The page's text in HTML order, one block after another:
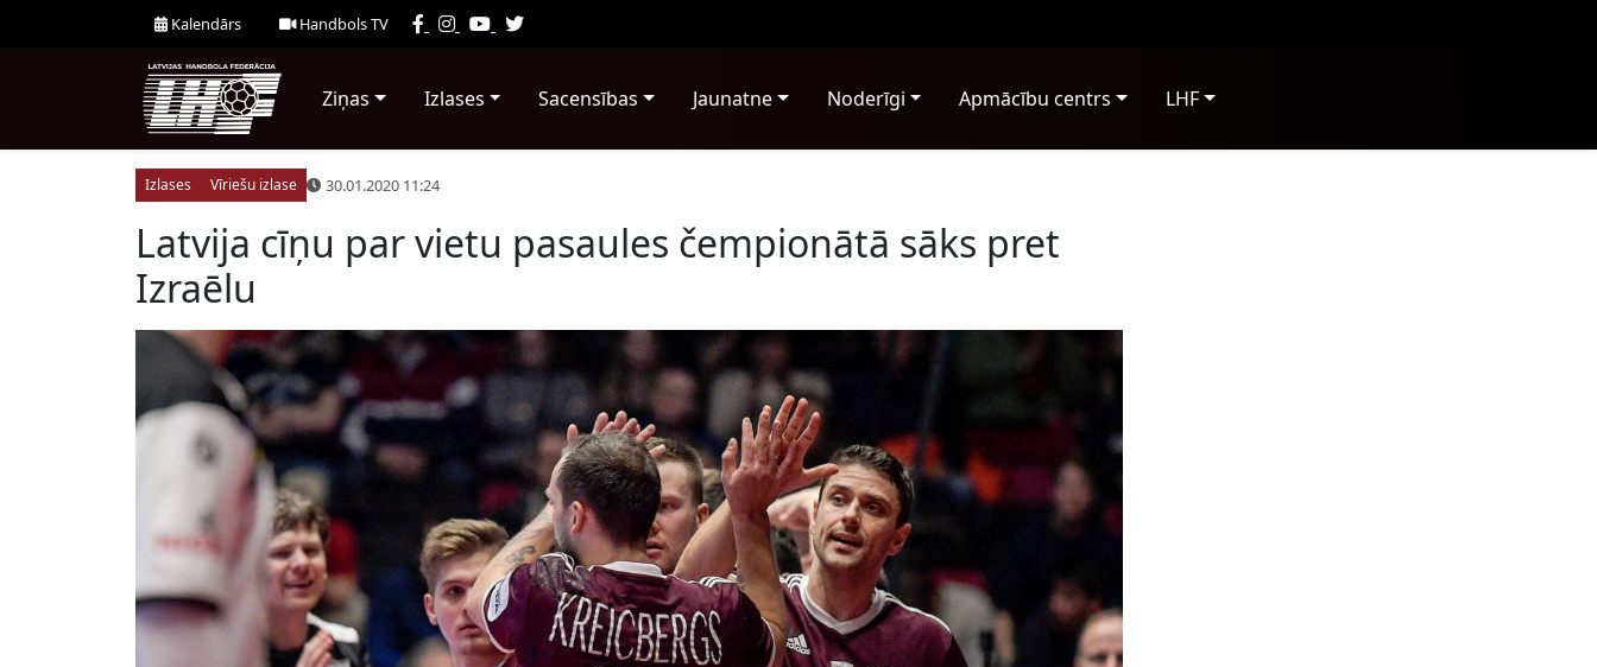
Kalendārs Handbols TV
Ziņas Izlases Sacensības Jaunatne Noderīgi Apmācību centrs LHF
Izlases Vīriešu izlase 30.01.2020 11:24
Latvija cīņu par vietu pasaules čempionātā sāks pret
Izraēlu